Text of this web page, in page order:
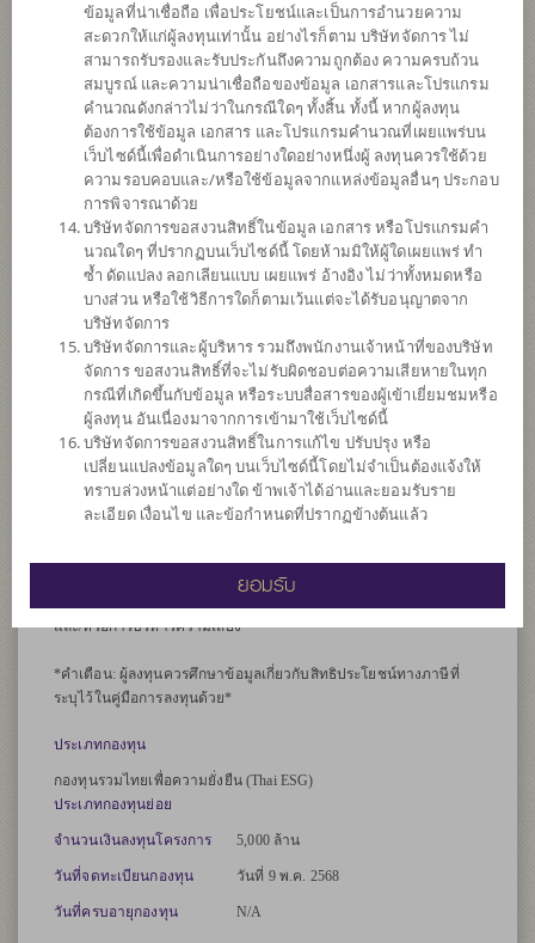
นโยบาย
กองทุนจะลงทุนในหุ้นของบริษัทจดทะเบียนในตลาดหลักทรัพย์แห่ง
ประเทศไทยบนกระดานหลักและ/หรือตลาดหลักทรัพย์เอ็มเอ ไอ โดยจะ
เน้นลงทุนในบริษัทที่มีความโดดเด่นในการบริหารจัดการด้านสิ่ง
แวดล้อม (Environment) หรือด้านความยั่งยืน (Environmental, Social
and Governance: ESG) และ/หรือบริษัทที่ช่วยลดผลกระทบของการ
เปลี่ยนแปลงของสภาพภูมิอากาศ ซึ่งมีแผนการจัดการ และการตั้งเป้า
หมายเพื่อให้บรรลุเป้าหมายในการลดปริมาณการปล่อยก๊าซเรือน
กระจกของประเทศไทย และ/หรือบริษัทจดทะเบียนที่มีธรรมาภิบาล
(Governance) และจะลงทุนในตราสารหนี้เพื่ออนุรักษ์สิ่งแวดล้อม (green
bond) ตราสารหนี้เพื่อความยั่งยืน (sustainability bond) หรือตราสารหนี้
ส่งเสริมความยั่งยืน (sustainability - linked bond) ซึ่งผ่านกระบวนการ
วิเคราะห์การลงทุนแบบ ESG Integration โดยมี net exposure ใน
ทรัพย์สินดังกล่าว โดยเฉลี่ยในรอบปีบัญชีไม่น้อยกว่าร้อยละ 80 ของ
มูลค่าทรัพย์สินสุทธิของกองทุนรวม ทั้งนี้ กองทุนจะมี net exposure ใน
หุ้นของบริษัทจดทะเบียนข้างต้น โดยเฉลี่ยในรอบปีบัญชีไม่น้อยกว่า
ร้อยละ 65 ของมูลค่าทรัพย์สินสุทธิของกองทุนรวม และไม่เกินร้อยละ 70
ของมูลค่าทรัพย์สินสุทธิของกองทุนรวม
กองทุนอาจลงทุนในหน่วยลงทุนของกองทุนรวมซึ่งอยู่ภายใต้การ
กองทุนอาจลงทุนในสัญญาซื้อขายล่วงหน้า (Derivatives) เพื่อเพิ่ม
และ/หรือการบริหารความเสี่ยง
*คำเตือน: ผู้ลงทุนควรศึกษาข้อมูลเกี่ยวกับสิทธิประโยชน์ทางภาษีที่
ระบุไว้ในคู่มือการลงทุนด้วย*
ประเภทกองทุน
กองทุนรวมไทยเพื่อความยั่งยืน (Thai ESG)
ประเภทกองทุนย่อย
จำนวนเงินลงทุนโครงการ 5,000 ล้าน
วันที่จดทะเบียนกองทุน วันที่ 9 พ.ค. 2568
วันที่ครบอายุกองทุน N/A
ข้อมูลที่น่าเชื่อถือ เพื่อประโยชน์และเป็นการอำนวยความ
สะดวกให้แก่ผู้ลงทุนเท่านั้น อย่างไรก็ตาม บริษัทจัดการ ไม่
สามารถรับรองและรับประกันถึงความถูกต้อง ความครบถ้วน
สมบูรณ์ และความน่าเชื่อถือของข้อมูล เอกสารและโปรแกรม
คำนวณดังกล่าวไม่ว่าในกรณีใดๆ ทั้งสิ้น ทั้งนี้ หากผู้ลงทุน
ต้องการใช้ข้อมูล เอกสาร และโปรแกรมคำนวณที่เผยแพร่บน
เว็บไซด์นี้เพื่อดำเนินการอย่างใดอย่างหนึ่งผู้ ลงทุนควรใช้ด้วย
ความรอบคอบและ/หรือใช้ข้อมูลจากแหล่งข้อมูลอื่นๆ ประกอบ
การพิจารณาด้วย
บริษัทจัดการขอสงวนสิทธิ์ในข้อมูล เอกสาร หรือโปรแกรมคำ
นวณใดๆ ที่ปรากฏบนเว็บไซด์นี้ โดยห้ามมิให้ผู้ใดเผยแพร่ ทำ
ซ้ำ ดัดแปลง ลอกเลียนแบบ เผยแพร่ อ้างอิง ไม่ว่าทั้งหมดหรือ
บางส่วน หรือใช้วิธีการใดก็ตามเว้นแต่จะได้รับอนุญาตจาก
บริษัทจัดการ
บริษัทจัดการและผู้บริหาร รวมถึงพนักงานเจ้าหน้าที่ของบริษัท
จัดการ ขอสงวนสิทธิ์ที่จะไม่รับผิดชอบต่อความเสียหายในทุก
กรณีที่เกิดขึ้นกับข้อมูล หรือระบบสื่อสารของผู้เข้าเยี่ยมชมหรือ
ผู้ลงทุน อันเนื่องมาจากการเข้ามาใช้เว็บไซด์นี้
บริษัทจัดการขอสงวนสิทธิ์ในการแก้ไข ปรับปรุง หรือ
เปลี่ยนแปลงข้อมูลใดๆ บนเว็บไซด์นี้โดยไม่จำเป็นต้องแจ้งให้
ทราบล่วงหน้าแต่อย่างใด ข้าพเจ้าได้อ่านและยอมรับราย
ละเอียด เงื่อนไข และข้อกำหนดที่ปรากฏข้างต้นแล้ว
ยอมรับ